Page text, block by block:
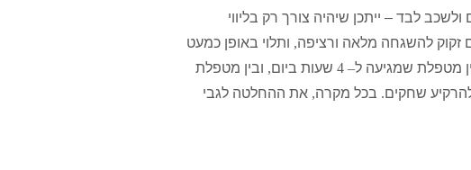
ולשכב לבד – ייתכן שיהיה צורך רק בליווי
להשגחה מלאה ורציפה, ותלוי באופן כמעט
מטפלת שמגיעה ל– 4 שעות ביום, ובין מטפלת
שחקים. בכל מקרה, את ההחלטה לגבי